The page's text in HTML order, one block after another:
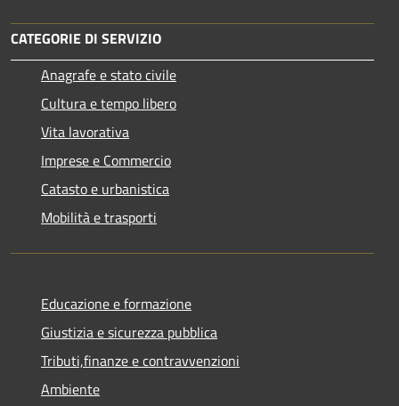
CATEGORIE DI SERVIZIO
Anagrafe e stato civile
Cultura e tempo libero
Vita lavorativa
Imprese e Commercio
Catasto e urbanistica
Mobilità e trasporti
Educazione e formazione
Giustizia e sicurezza pubblica
Tributi,finanze e contravvenzioni
Ambiente